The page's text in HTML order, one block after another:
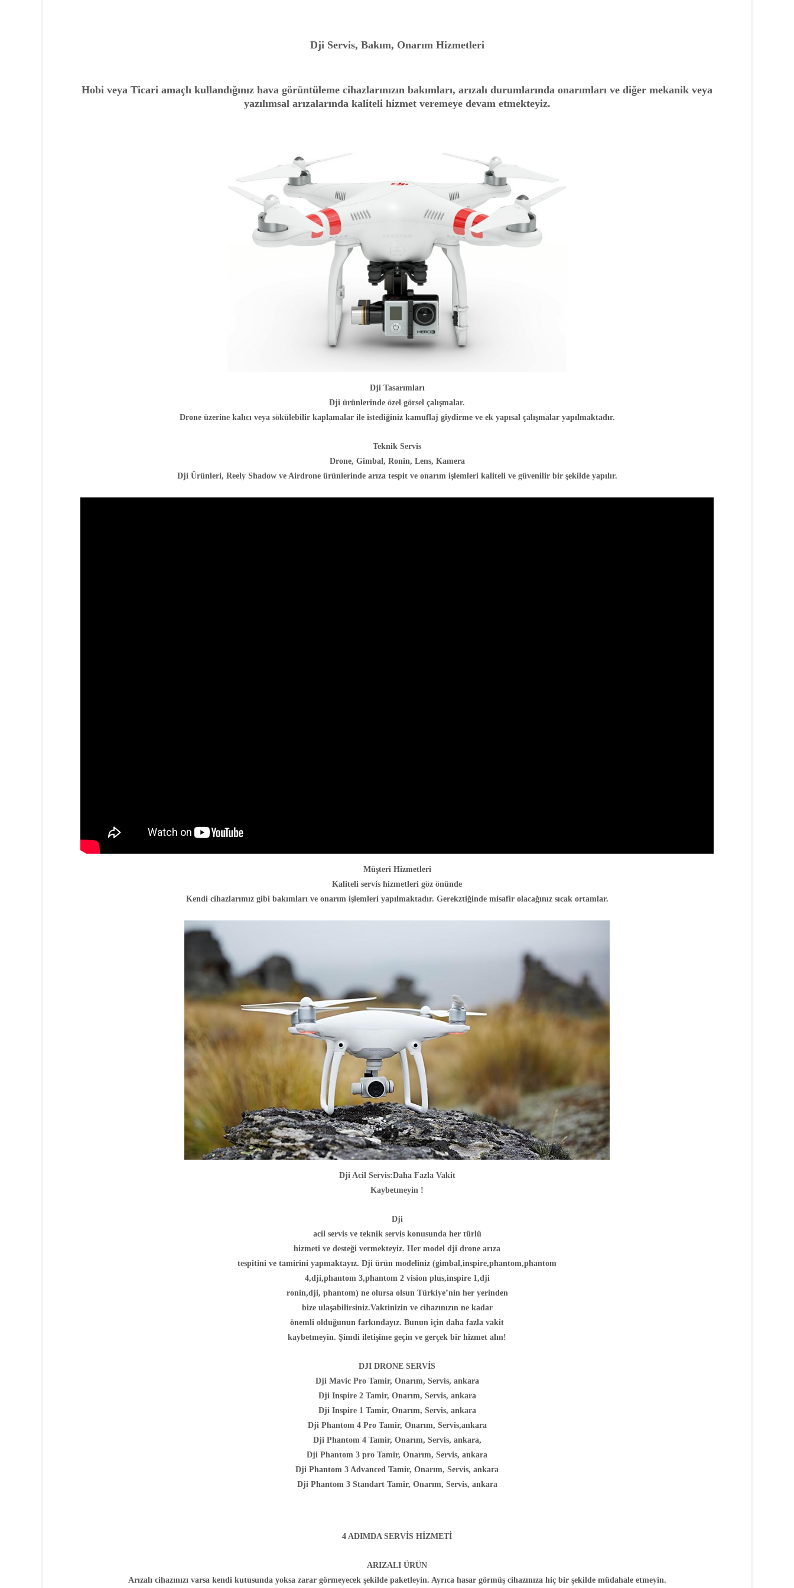
Dji Servis, Bakım, Onarım Hizmetleri
Hobi veya Ticari amaçlı kullandığınız hava görüntüleme cihazlarınızın bakımları, arızalı durumlarında onarımları ve diğer mekanik veya
yazılımsal arızalarında kaliteli hizmet veremeye devam etmekteyiz.
Dji Tasarımları
Dji ürünlerinde özel görsel çalışmalar.
Drone üzerine kalıcı veya sökülebilir kaplamalar ile istediğiniz kamuflaj giydirme ve ek yapısal çalışmalar yapılmaktadır.
Teknik Servis
Drone, Gimbal, Ronin, Lens, Kamera
Dji Ürünleri, Reely Shadow ve Airdrone ürünlerinde arıza tespit ve onarım işlemleri kaliteli ve güvenilir bir şekilde yapılır.
Müşteri Hizmetleri
Kaliteli servis hizmetleri göz önünde
Kendi cihazlarımız gibi bakımları ve onarım işlemleri yapılmaktadır. Gerekztiğinde misafir olacağınız sıcak ortamlar.
Dji Acil Servis:Daha Fazla Vakit
Kaybetmeyin !
Dji
acil servis ve teknik servis konusunda her türlü
hizmeti ve desteği vermekteyiz. Her model dji drone arıza
tespitini ve tamirini yapmaktayız. Dji ürün modeliniz (gimbal,inspire,phantom,phantom
4,dji,phantom 3,phantom 2 vision plus,inspire 1,dji
ronin,dji, phantom) ne olursa olsun Türkiye’nin her yerinden
bize ulaşabilirsiniz.Vaktinizin ve cihazınızın ne kadar
önemli olduğunun farkındayız. Bunun için daha fazla vakit
kaybetmeyin. Şimdi iletişime geçin ve gerçek bir hizmet alın!
DJI DRONE SERVİS
Dji Mavic Pro Tamir, Onarım, Servis, ankara
Dji Inspire 2 Tamir, Onarım, Servis, ankara
Dji Inspire 1 Tamir, Onarım, Servis, ankara
Dji Phantom 4 Pro Tamir, Onarım, Servis,ankara
Dji Phantom 4 Tamir, Onarım, Servis, ankara,
Dji Phantom 3 pro Tamir, Onarım, Servis, ankara
Dji Phantom 3 Advanced Tamir, Onarım, Servis, ankara
Dji Phantom 3 Standart Tamir, Onarım, Servis, ankara
4 ADIMDA SERVİS HİZMETİ
ARIZALI ÜRÜN
Arızalı cihazınızı varsa kendi kutusunda yoksa zarar görmeyecek şekilde paketleyin. Ayrıca hasar görmüş cihazınıza hiç bir şekilde müdahale etmeyin.